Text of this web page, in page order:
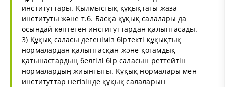
институттары. Қылмыстық құқықтағы жаза
институты және т.б. Басқа құқық салалары да
осындай көптеген институттардан қалыптасады.
3) Құқық саласы дегеніміз біртекті құқықтық
нормалардан қалыптасқан және қоғамдық
қатынастардың белгілі бір саласын реттейтін
нормалардың жиынтығы. Құқық нормалары мен
институттар негізінде құқық салаларын